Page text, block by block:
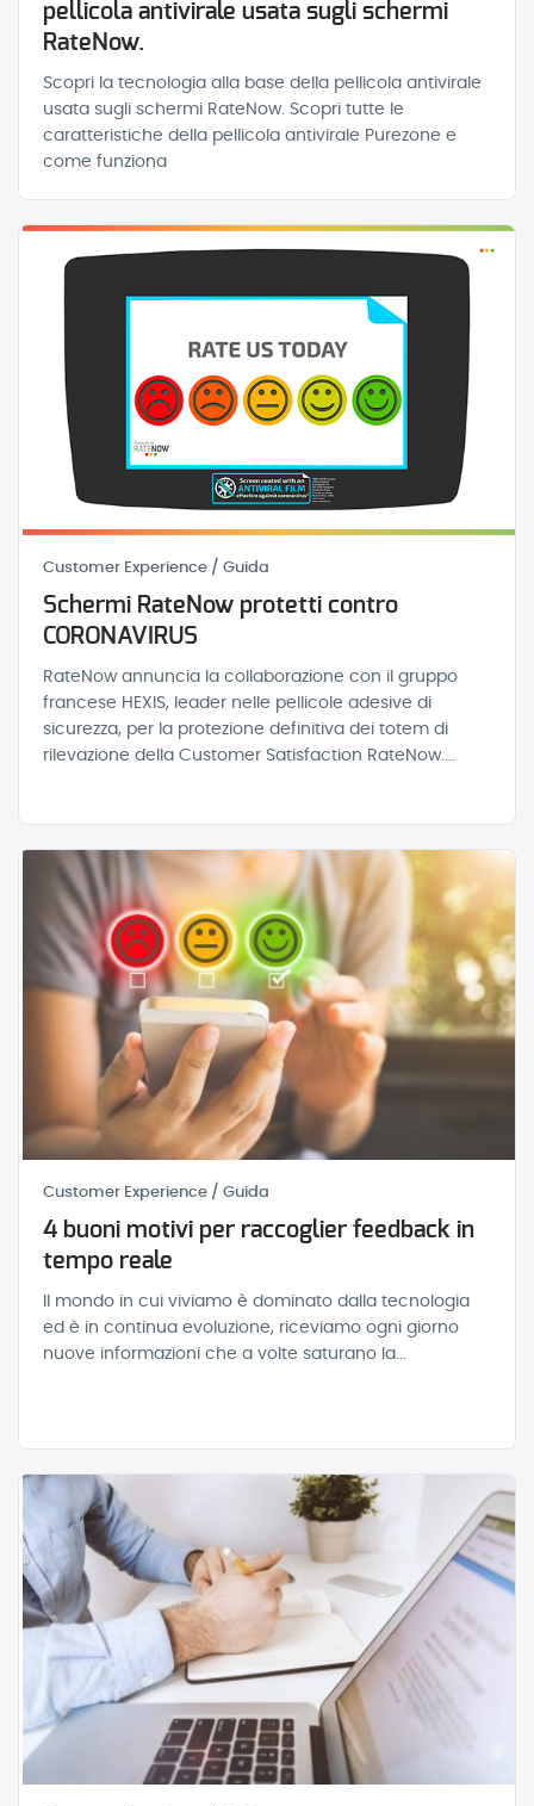
pellicola antivirale usata sugli schermi
RateNow.
Scopri la tecnologia alla base della pellicola antivirale
usata sugli schermi RateNow. Scopri tutte le
caratteristiche della pellicola antivirale Purezone e
come funziona
Customer Experience / Guida
Schermi RateNow protetti contro
CORONAVIRUS
RateNow annuncia la collaborazione con il gruppo
francese HEXIS, leader nelle pellicole adesive di
sicurezza, per la protezione definitiva dei totem di
rilevazione della Customer Satisfaction RateNow....
Customer Experience / Guida
4 buoni motivi per raccoglier feedback in
tempo reale
Il mondo in cui viviamo è dominato dalla tecnologia
ed è in continua evoluzione, riceviamo ogni giorno
nuove informazioni che a volte saturano la...